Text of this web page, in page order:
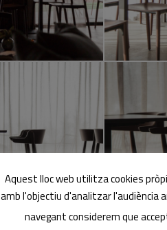
Aquest lloc web utilitza cookies
amb l'objectiu d'analitzar l'audiència
navegant considerem que